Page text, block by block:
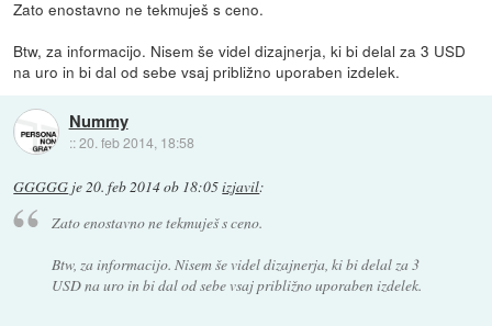
Zato enostavno ne tekmuješ s ceno.
Btw, za informacijo. Nisem še videl dizajnerja, ki bi delal za 3 USD
na uro in bi dal od sebe vsaj približno uporaben izdelek.
Nummy
::20. feb 2014, 18:58
GGGGG je20. feb 2014 ob 18:05izjavil:
Zato enostavno ne tekmuješ s ceno.
Btw, za informacijo. Nisem še videl dizajnerja, ki bi delal za 3
USD na uro in bi dal od sebe vsaj približno uporaben izdelek.